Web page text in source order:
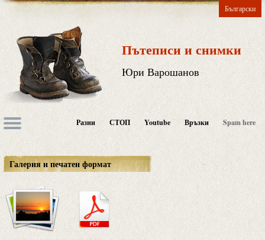
Български
Пътеписи и снимки
Юри Варошанов
Разни СТОП Youtube Връзки Spam here
Галерия и печатен формат